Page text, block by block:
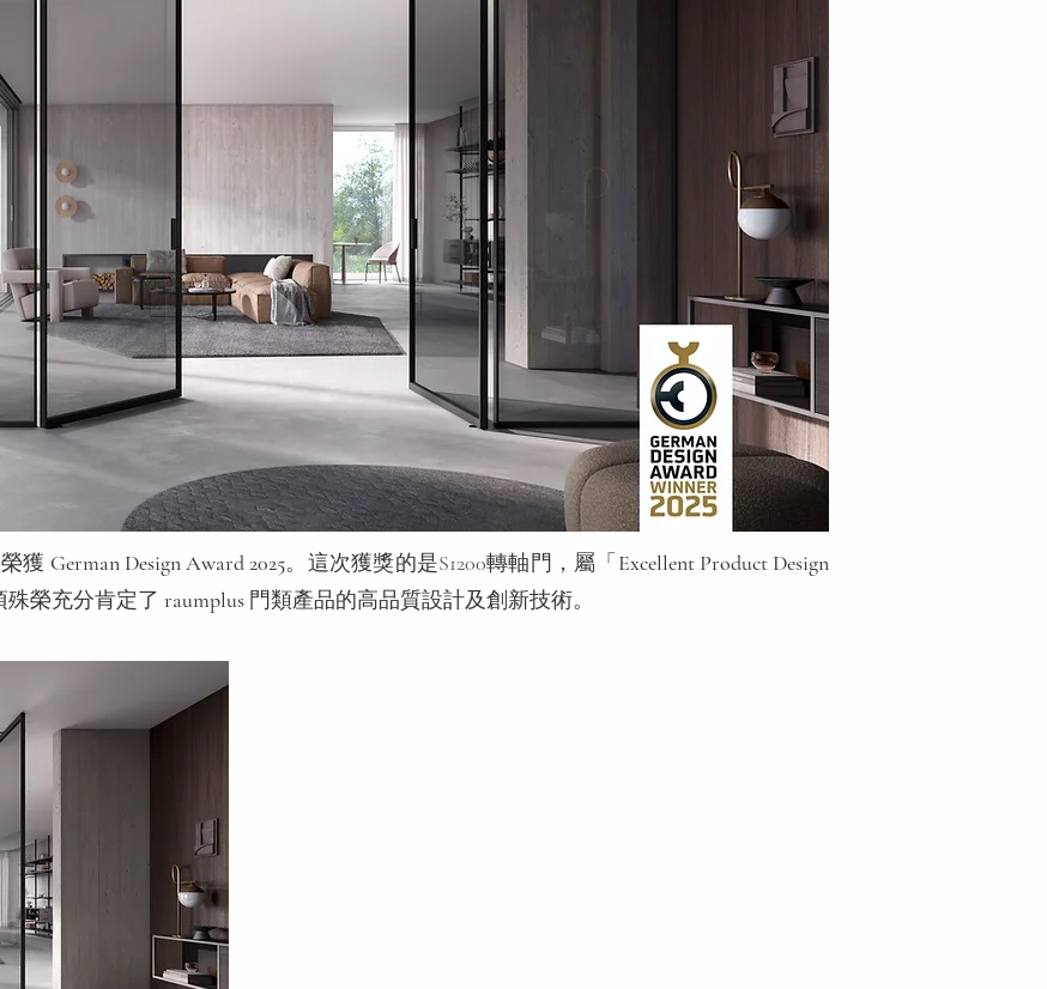
獲 German Design Award 2025。這次獲獎的是S1200轉軸門，屬「 Excellent Product Design
殊榮充分肯定了 raumplus 門類產品的高品質設計及創新技術。